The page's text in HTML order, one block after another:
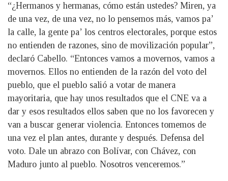
“¿Hermanos y hermanas, cómo están ustedes? Miren, ya
de una vez, de una vez, no lo pensemos más, vamos pa’
la calle, la gente pa’ los centros electorales, porque estos
no entienden de razones, sino de movilización popular”,
declaró Cabello. “Entonces vamos a movernos, vamos a
movernos. Ellos no entienden de la razón del voto del
pueblo, que el pueblo salió a votar de manera
mayoritaria, que hay unos resultados que el CNE va a
dar y esos resultados ellos saben que no los favorecen y
van a buscar generar violencia. Entonces tomemos de
una vez el plan antes, durante y después. Defensa del
voto. Dale un abrazo con Bolívar, con Chávez, con
Maduro junto al pueblo. Nosotros venceremos.”